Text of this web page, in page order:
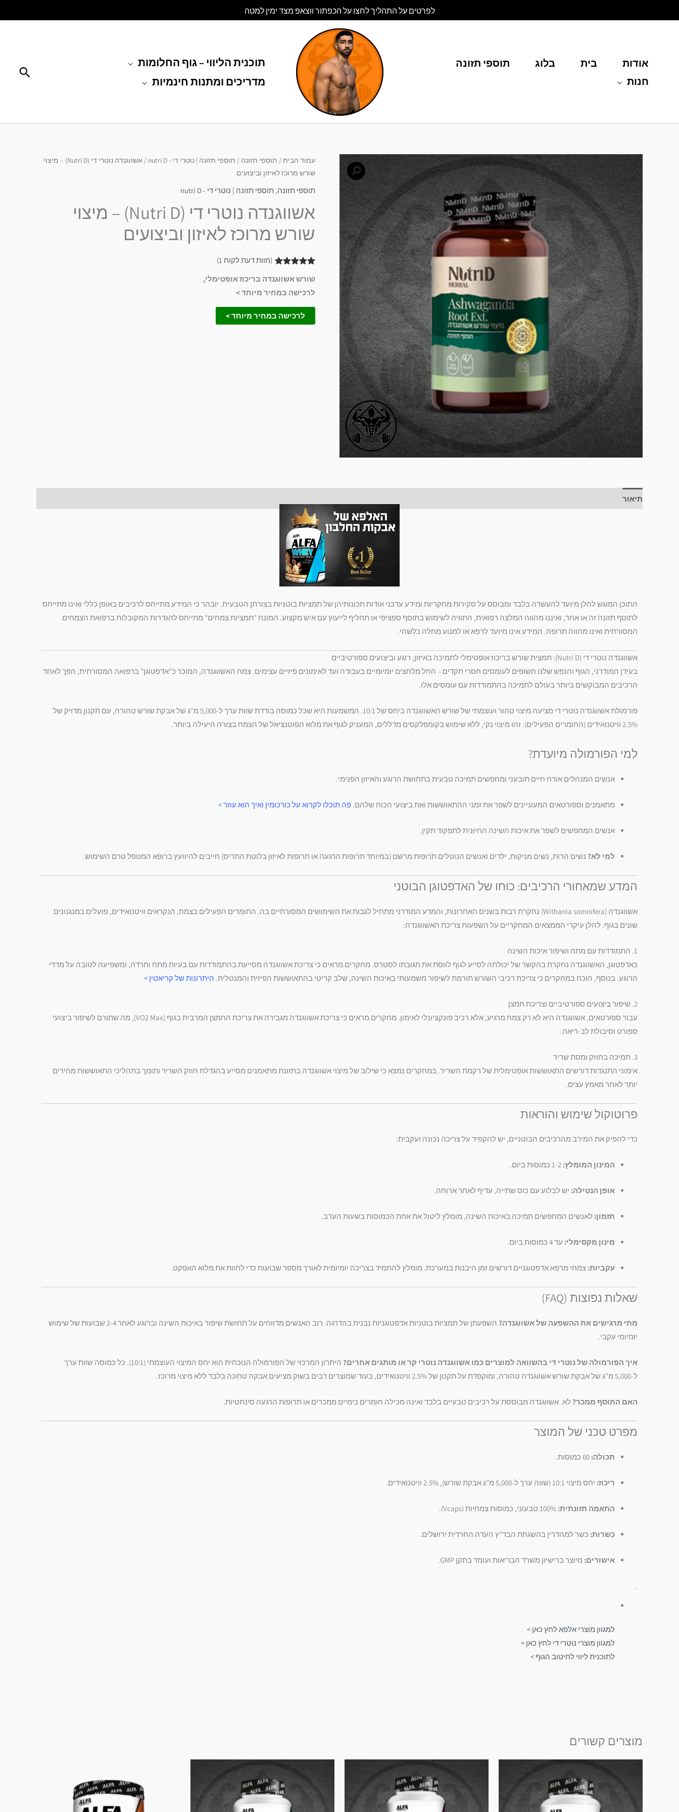
לתוכן
לפרטים על התהליך לחצו על הכפתור ווצאפ מצד ימין למטה
אודות בית בלוג
תוספי תזונה
חנות
תוכנית הליווי – גוף החלומות
מדריכים ומתנות חינמיות
עמוד הבית/ תוספי תזונה / תוספי תזונה | נוטרי די - nutri D
/ אשווגנדה נוטרי די (Nutri D) – מיצוי
שורש מרוכז לאיזון וביצועים
תוספי תזונה, תוספי תזונה | נוטרי די - nutri D
אשווגנדה נוטרי די (Nutri D) – מיצוי
שורש מרוכז לאיזון וביצועים
מתוך 5
דירוגים של
(חוות דעת לקוח 1
)
שורש אשווגנדה בריכוז אופטימלי,
לרכישה במחיר מיוחד >
לרכישה במחיר מיוחד >
תיאור
התוכן המוגש להלן מיועד להעשרה בלבד ומבוסס על סקירות מחקריות ומידע עדכני אודות תכונותיהן של תמציות בוטניות בצורתן הטבעית. יובהר כי המידע מתייחס לרכיבים באופן כללי ואינו מתייחס
לתוסף תזונה זה או אחר, ואיננו מהווה המלצה רפואית, התוויה לשימוש בתוסף ספציפי או תחליף לייעוץ עם איש מקצוע. המונח "תמציות צמחים" מתייחס להגדרות המקובלות ברפואת הצמחים
המסורתית ואינו מהווה תרופה. המידע אינו מיועד לרפא או למנוע מחלה כלשהי.
אשווגנדה נוטרי די (Nutri D): תמצית שורש בריכוז אופטימלי לתמיכה באיזון, רוגע וביצועים ספורטיביים
בעידן המודרני, הגוף והנפש שלנו חשופים לעומסים חסרי תקדים – החל מלחצים יומיומיים בעבודה ועד לאימונים פיזיים עצימים. צמח האשווגנדה, המוכר כ"אדפטוגן" ברפואה המסורתית, הפך לאחד
הרכיבים המבוקשים ביותר בעולם לתמיכה בהתמודדות עם עומסים אלו.
פורמולת אשווגנדה נוטרי די מציעה מיצוי טהור ועוצמתי של שורש האשווגנדה ביחס של 10:1. המשמעות היא שכל כמוסה בודדת שוות ערך ל-5,000 מ"ג של אבקת שורש טהורה, עם תקנון מדויק של
2.5% וויטנואידים (החומרים הפעילים). זהו מיצוי נקי, ללא שימוש בקומפלקסים מדללים, המעניק לגוף את מלוא הפוטנציאל של הצמח בצורה היעילה ביותר.
למי הפורמולה מיועדת?
אנשים המנהלים אורח חיים תובעני ומחפשים תמיכה טבעית בתחושת הרוגע והאיזון הפנימי.
מתאמנים וספורטאים המעוניינים לשפר את זמני ההתאוששות ואת ביצועי הכוח שלהם. פה תוכלו לקרוא על כורכומין ואיך הוא עוזר >
אנשים המחפשים לשפר את איכות השינה החיונית לתפקוד תקין.
למי לא? נשים הרות, נשים מניקות, ילדים ואנשים הנוטלים תרופות מרשם (במיוחד תרופות הרגעה או תרופות לאיזון בלוטת התריס) חייבים להיוועץ ברופא המטפל טרם השימוש.
המדע שמאחורי הרכיבים: כוחו של האדפטוגן הבוטני
אשווגנדה (Withania somnifera) נחקרת רבות בשנים האחרונות, והמדע המודרני מתחיל לגבות את השימושים המסורתיים בה. החומרים הפעילים בצמח, הנקראים וויטנואידים, פועלים במנגנונים
שונים בגוף. להלן עיקרי הממצאים המחקריים על השפעות צריכת האשווגנדה:
1. התמודדות עם מתח ושיפור איכות השינה
כאדפטוגן, האשווגנדה נחקרת בהקשר של יכולתה לסייע לגוף לווסת את תגובתו לסטרס. מחקרים מראים כי צריכת אשווגנדה מסייעת בהתמודדות עם בעיות מתח וחרדה, ומשפיעה לטובה על מדדי
הרוגע. בנוסף, הוכח במחקרים כי צריכת רכיבי השורש תורמת לשיפור משמעותי באיכות השינה, שלב קריטי בהתאוששות הפיזית והמנטלית. היתרונות של קריאטין >
2. שיפור ביצועים ספורטיביים וצריכת חמצן
עבור ספורטאים, אשווגנדה היא לא רק צמח מרגיע, אלא רכיב פונקציונלי לאימון. מחקרים מראים כי צריכת אשווגנדה מגבירה את צריכת החמצן המרבית בגוף (VO2 Max), מה שתורם לשיפור ביצועי
ספורט וסיבולת לב-ריאה.
3. תמיכה בחוזק ומסת שריר
אימוני התנגדות דורשים התאוששות אופטימלית של רקמת השריר. במחקרים נמצא כי שילוב של מיצוי אשווגנדה בתזונת מתאמנים מסייע בהגדלת חוזק השריר ותומך בתהליכי התאוששות מהירים
יותר לאחר מאמץ עצים.
פרוטוקול שימוש והוראות
כדי להפיק את המירב מהרכיבים הבוטניים, יש להקפיד על צריכה נכונה ועקבית:
המינון המומלץ:
אופן הנטילה: יש לבלוע עם כוס שתייה, עדיף לאחר ארוחה.
תזמון: לאנשים המחפשים תמיכה באיכות השינה, מומלץ ליטול את אחת הכמוסות בשעות הערב.
מינון מקסימלי: עד 4 כמוסות ביום.
עקביות: צמחי מרפא אדפטוגניים דורשים זמן היבנות במערכת. מומלץ להתמיד בצריכה יומיומית לאורך מספר שבועות כדי לחוות את מלוא האפקט.
שאלות נפוצות (FAQ)
מתי מרגישים את ההשפעה של אשווגנדה?
השפעתן של תמציות בוטניות אדפטוגניות נבנית בהדרגה. רוב האנשים מדווחים על תחושת שיפור באיכות השינה וברוגע לאחר 2-4 שבועות של שימוש
יומיומי עקבי.
איך הפורמולה של נוטרי די בהשוואה למוצרים כמו אשווגנדה נוטרי קר או מותגים אחרים?
היתרון המרכזי של הפורמולה הנוכחית הוא יחס המיצוי העוצמתי (10:1). כל כמוסה שוות ערך
ל-5,000 מ"ג של אבקת שורש אשווגנדה טהורה, ומוקפדת על תקנון של 2.5% וויטנואידים, בעוד שמוצרים רבים בשוק מציעים אבקה טחונה בלבד ללא מיצוי מרוכז.
האם התוסף ממכר? לא. אשווגנדה מבוססת על רכיבים טבעיים בלבד ואינה מכילה חומרים כימיים ממכרים או תרופות הרגעה סינתטיות.
מפרט טכני של המוצר
תכולה:
ריכוז: יחס מיצוי 10:1 (שווה ערך ל-5,000 מ"ג אבקת שורש), 2.5% וויטנואידים.
התאמה תזונתית:
כשרות: כשר למהדרין בהשגחת הבד"ץ העדה החרדית ירושלים.
אישורים: מיוצר ברישיון משרד הבריאות ועומד בתקן GMP.
.
למגוון מוצרי אלפא לחץ כאן >
למגוון מוצרי נוטרי די לחץ כאן >
לתוכנית ליווי לחיטוב הגוף >
מוצרים קשורים